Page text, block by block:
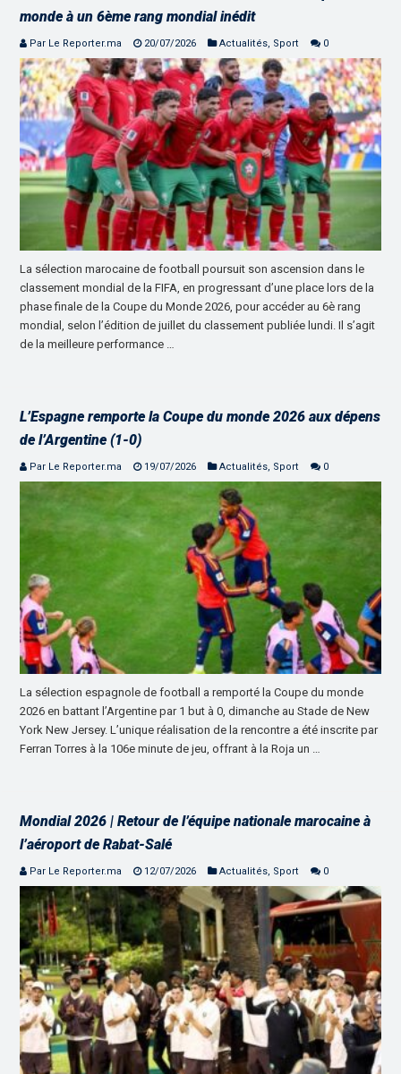
monde à un 6ème rang mondial inédit
Par Le Reporter.ma 20/07/2026 Actualités, Sport 0
La sélection marocaine de football poursuit son ascension dans le
classement mondial de la FIFA, en progressant d’une place lors de la
phase finale de la Coupe du Monde 2026, pour accéder au 6è rang
mondial, selon l’édition de juillet du classement publiée lundi. Il s’agit
de la meilleure performance …
L’Espagne remporte la Coupe du monde 2026 aux dépens
de l’Argentine (1-0)
Par Le Reporter.ma 19/07/2026 Actualités, Sport 0
La sélection espagnole de football a remporté la Coupe du monde
2026 en battant l’Argentine par 1 but à 0, dimanche au Stade de New
York New Jersey. L’unique réalisation de la rencontre a été inscrite par
Ferran Torres à la 106e minute de jeu, offrant à la Roja un …
Mondial 2026 | Retour de l’équipe nationale marocaine à
l’aéroport de Rabat-Salé
Par Le Reporter.ma 12/07/2026 Actualités, Sport 0